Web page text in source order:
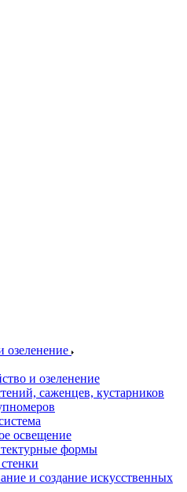
озеленение
и озеленение
саженцев, кустарников
освещение
формы
и создание искусственных